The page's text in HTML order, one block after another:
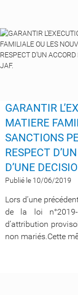
GARANTIR
MATIERE
SANCTIONS
RESPECT
D’UNE
Publié le 10/06/2019
Lors d’une
de la loi
d’attribution
non mariés.Cette